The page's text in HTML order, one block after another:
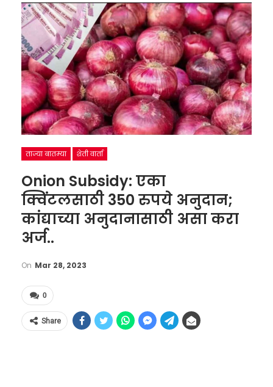
ताज्या बातम्या शेती वार्ता
Onion Subsidy: एका
क्विंटलसाठी 350 रुपये अनुदान;
कांद्याच्या अनुदानासाठी असा करा
अर्ज..
On Mar 28, 2023
0
Share